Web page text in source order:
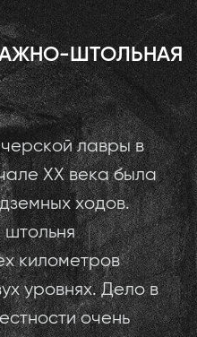
ШТОЛЬНАЯ
лавры в
XX века была
ходов.
километров
уровнях. Дело в
очень